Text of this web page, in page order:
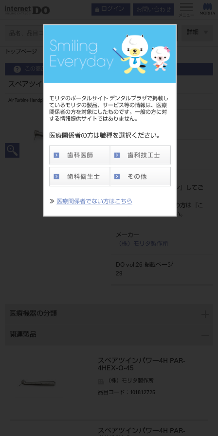
モリタのポータルサイト デンタルプラザで掲載し
ているモリタの製品、サービス等の情報は、医療
関係者の方を対象にしたものです。一般の方に対
する情報提供サイトではありません。
医療関係者の方は職種を選択ください。
≫ 医療関係者でない方はこちら
ログイン お問い合わせ
メニュー
詳細
トップページ スペアツインパワー4H PAR-4HUEX-O
この商品に関するお問い合わせ
スペアツインパワー4H PAR-4HUEX-O
Air Turbine Handpiece Twinpower Turbine 4H
品目コード
4548213019793
標準価格
価格の確認は『ログイン
』してご
ネット会員登録がまだの方は『
こ
ちら』より登録ください。
メーカー
（株）モリタ製作所
DO vol.26 掲載ページ
29
医療機器の分類
関連製品
スペアツインパワー4H PAR-
4HEX-O-45
（株）モリタ製作所
品目コード ：101812725
スペアツインパワー4H PAR-